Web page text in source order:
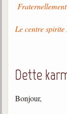
Fraternellement
Le centre
Dette
Bonjour,